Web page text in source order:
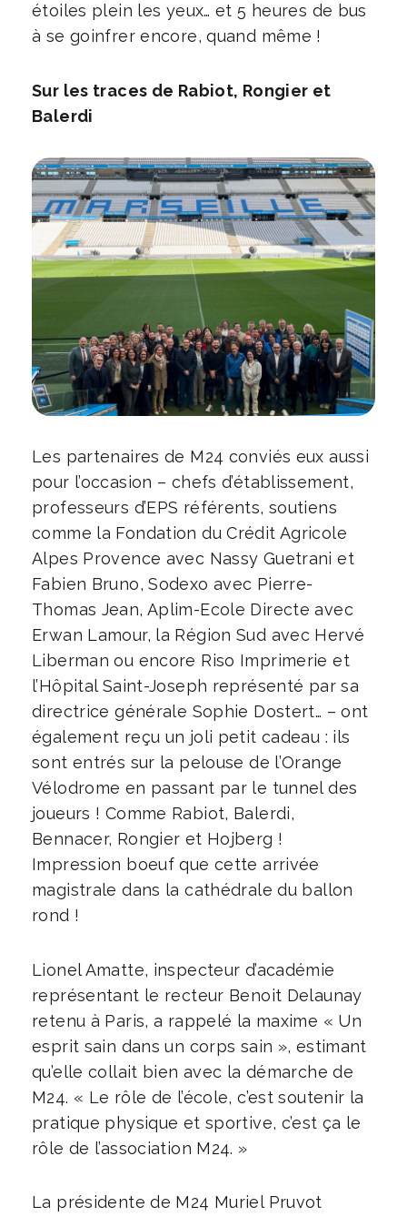
étoiles plein les yeux… et 5 heures de bus
à se goinfrer encore, quand même !
Sur les traces de Rabiot, Rongier et
Balerdi
Les partenaires de M24 conviés eux aussi
pour l’occasion – chefs d’établissement,
professeurs d’EPS référents, soutiens
comme la Fondation du Crédit Agricole
Alpes Provence avec Nassy Guetrani et
Fabien Bruno, Sodexo avec Pierre-
Thomas Jean, Aplim-Ecole Directe avec
Erwan Lamour, la Région Sud avec Hervé
Liberman ou encore Riso Imprimerie et
l’Hôpital Saint-Joseph représenté par sa
directrice générale Sophie Dostert… – ont
également reçu un joli petit cadeau : ils
sont entrés sur la pelouse de l’Orange
Vélodrome en passant par le tunnel des
joueurs ! Comme Rabiot, Balerdi,
Bennacer, Rongier et Hojberg !
Impression boeuf que cette arrivée
magistrale dans la cathédrale du ballon
rond !
Lionel Amatte, inspecteur d’académie
représentant le recteur Benoit Delaunay
retenu à Paris, a rappelé la maxime « Un
esprit sain dans un corps sain », estimant
qu’elle collait bien avec la démarche de
M24. « Le rôle de l’école, c’est soutenir la
pratique physique et sportive, c’est ça le
rôle de l’association M24. »
La présidente de M24 Muriel Pruvot